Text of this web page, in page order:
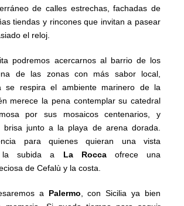
de calles estrechas, fachadas de
tiendas y rincones que invitan a pasear
el reloj.
podremos acercarnos al barrio de los
de las zonas con más sabor local,
se respira el ambiente marinero de la
merece la pena contemplar su catedral
por sus mosaicos centenarios, y
junto a la playa de arena dorada.
para quienes quieran una vista
la subida a La Roccaofrece una
de Cefalù y la costa.
a Palermo , con Sicilia ya bien